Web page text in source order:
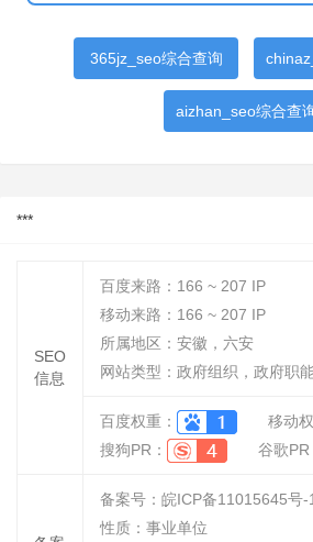
365jz_seo综合查询
aizhan_seo综合查
***
SEO
信息
百度来路： 166 ~ 207 IP
移动来路： 166 ~ 207 IP
所属地区：安徽，六安
网站类型：政府组织，政府职
百度权重：
移动
搜狗PR：
谷歌PR
备案号：皖ICP备11015645号-1
性质： 事业单位